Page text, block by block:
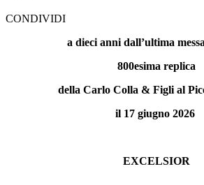
CONDIVIDI
a dieci anni dall’ultima
800esima replica
della Carlo Colla & Figli al
il 17 giugno 2026
EXCELSIOR